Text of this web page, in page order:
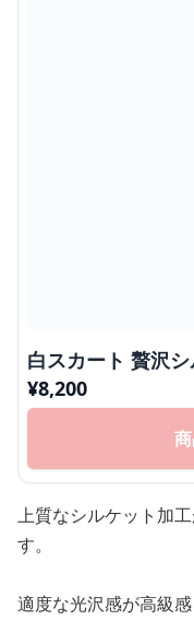
白スカート 贅沢
¥8,200
上質なシルケット加
す。
適度な光沢感が高級